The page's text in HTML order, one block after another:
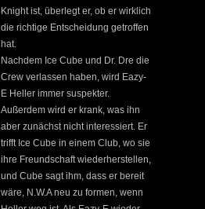
Knight ist, überlegt er, ob er wirklich
die richtige Entscheidung getroffen
hat.
Nachdem Ice Cube und Dr. Dre die
Crew verlassen haben, wird Eazy-
E Heller immer suspekter.
Außerdem wird er krank, was ihn
aber zunächst nicht interessiert. Er
trifft Ice Cube in einem Club, wo sie
ihre Freundschaft wiederherstellen,
und Cube sagt ihm, dass er bereit
wäre, N.W.A neu zu formen, wenn